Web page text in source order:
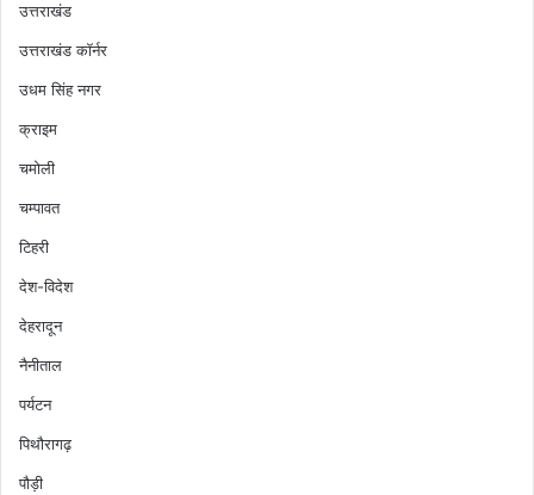
उत्तराखंड
उत्तराखंड कॉर्नर
उधम सिंह नगर
क्राइम
चमोली
चम्पावत
टिहरी
देश-विदेश
देहरादून
नैनीताल
पर्यटन
पिथौरागढ़
पौड़ी